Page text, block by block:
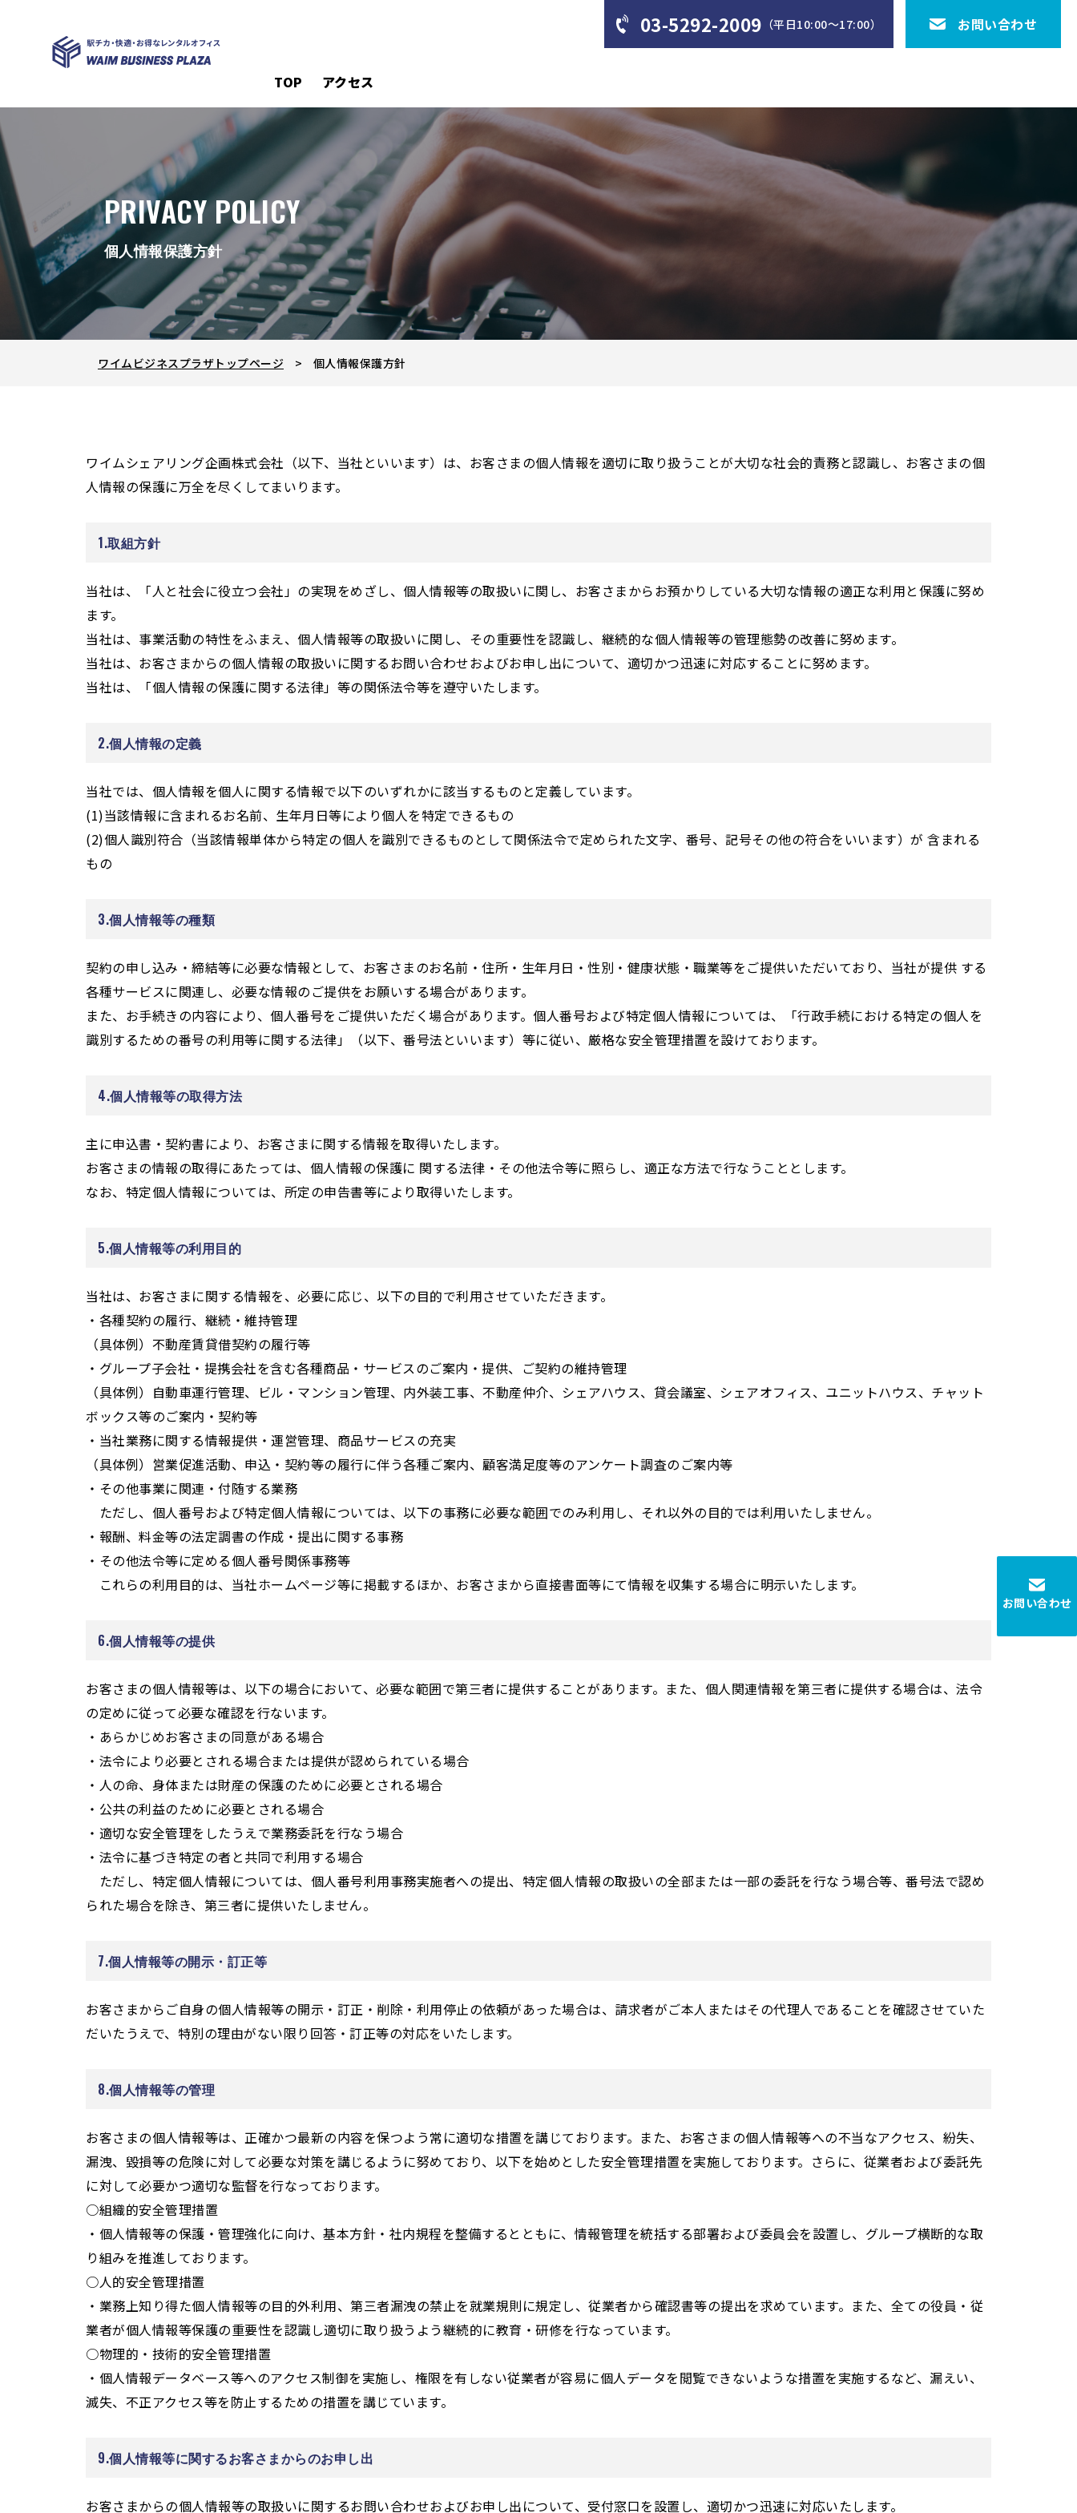
03-5292-2009 （平日10:00〜17:00） お問い合わせ
TOP アクセス
PRIVACY POLICY
個人情報保護方針
ワイムビジネスプラザトップページ 個人情報保護方針
ワイムシェアリング企画株式会社（以下、当社といいます）は、お客さまの個人情報を適切に取り扱うことが大切な社会的責務と認識し、お客さまの個
人情報の保護に万全を尽くしてまいります。
1.取組方針
当社は、「人と社会に役立つ会社」の実現をめざし、個人情報等の取扱いに関し、お客さまからお預かりしている大切な情報の適正な利用と保護に努め
ます。
当社は、事業活動の特性をふまえ、個人情報等の取扱いに関し、その重要性を認識し、継続的な個人情報等の管理態勢の改善に努めます。
当社は、お客さまからの個人情報の取扱いに関するお問い合わせおよびお申し出について、適切かつ迅速に対応することに努めます。
当社は、「個人情報の保護に関する法律」等の関係法令等を遵守いたします。
2.個人情報の定義
当社では、個人情報を個人に関する情報で以下のいずれかに該当するものと定義しています。
(1)当該情報に含まれるお名前、生年月日等により個人を特定できるもの
(2)個人識別符合（当該情報単体から特定の個人を識別できるものとして関係法令で定められた文字、番号、記号その他の符合をいいます）が 含まれる
もの
3.個人情報等の種類
契約の申し込み・締結等に必要な情報として、お客さまのお名前・住所・生年月日・性別・健康状態・職業等をご提供いただいており、当社が提供 する
各種サービスに関連し、必要な情報のご提供をお願いする場合があります。
また、お手続きの内容により、個人番号をご提供いただく場合があります。個人番号および特定個人情報については、「行政手続における特定の個人を
識別するための番号の利用等に関する法律」（以下、番号法といいます）等に従い、厳格な安全管理措置を設けております。
4.個人情報等の取得方法
主に申込書・契約書により、お客さまに関する情報を取得いたします。
お客さまの情報の取得にあたっては、個人情報の保護に 関する法律・その他法令等に照らし、適正な方法で行なうこととします。
なお、特定個人情報については、所定の申告書等により取得いたします。
5.個人情報等の利用目的
当社は、お客さまに関する情報を、必要に応じ、以下の目的で利用させていただきます。
・各種契約の履行、継続・維持管理
（具体例）不動産賃貸借契約の履行等
・グループ子会社・提携会社を含む各種商品・サービスのご案内・提供、ご契約の維持管理
（具体例）自動車運行管理、ビル・マンション管理、内外装工事、不動産仲介、シェアハウス、貸会議室、シェアオフィス、ユニットハウス、チャット
ボックス等のご案内・契約等
・当社業務に関する情報提供・運営管理、商品サービスの充実
（具体例）営業促進活動、申込・契約等の履行に伴う各種ご案内、顧客満足度等のアンケート調査のご案内等
・その他事業に関連・付随する業務
ただし、個人番号および特定個人情報については、以下の事務に必要な範囲でのみ利用し、それ以外の目的では利用いたしません。
・報酬、料金等の法定調書の作成・提出に関する事務
・その他法令等に定める個人番号関係事務等
これらの利用目的は、当社ホームページ等に掲載するほか、お客さまから直接書面等にて情報を収集する場合に明示いたします。
6.個人情報等の提供
お客さまの個人情報等は、以下の場合において、必要な範囲で第三者に提供することがあります。また、個人関連情報を第三者に提供する場合は、法令
の定めに従って必要な確認を行ないます。
・あらかじめお客さまの同意がある場合
・法令により必要とされる場合または提供が認められている場合
・人の命、身体または財産の保護のために必要とされる場合
・公共の利益のために必要とされる場合
・適切な安全管理をしたうえで業務委託を行なう場合
・法令に基づき特定の者と共同で利用する場合
ただし、特定個人情報については、個人番号利用事務実施者への提出、特定個人情報の取扱いの全部または一部の委託を行なう場合等、番号法で認め
られた場合を除き、第三者に提供いたしません。
7.個人情報等の開示・訂正等
お客さまからご自身の個人情報等の開示・訂正・削除・利用停止の依頼があった場合は、請求者がご本人またはその代理人であることを確認させていた
だいたうえで、特別の理由がない限り回答・訂正等の対応をいたします。
8.個人情報等の管理
お客さまの個人情報等は、正確かつ最新の内容を保つよう常に適切な措置を講じております。また、お客さまの個人情報等への不当なアクセス、紛失、
漏洩、毀損等の危険に対して必要な対策を講じるように努めており、以下を始めとした安全管理措置を実施しております。さらに、従業者および委託先
に対して必要かつ適切な監督を行なっております。
○組織的安全管理措置
・個人情報等の保護・管理強化に向け、基本方針・社内規程を整備するとともに、情報管理を統括する部署および委員会を設置し、グループ横断的な取
り組みを推進しております。
○人的安全管理措置
・業務上知り得た個人情報等の目的外利用、第三者漏洩の禁止を就業規則に規定し、従業者から確認書等の提出を求めています。また、全ての役員・従
業者が個人情報等保護の重要性を認識し適切に取り扱うよう継続的に教育・研修を行なっています。
○物理的・技術的安全管理措置
・個人情報データベース等へのアクセス制御を実施し、権限を有しない従業者が容易に個人データを閲覧できないような措置を実施するなど、漏えい、
滅失、不正アクセス等を防止するための措置を講じています。
9.個人情報等に関するお客さまからのお申し出
お客さまからの個人情報等の取扱いに関するお問い合わせおよびお申し出について、受付窓口を設置し、適切かつ迅速に対応いたします。
お問い合わせ